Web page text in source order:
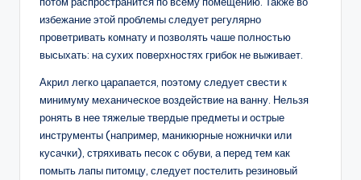
избежание этой проблемы следует регулярно
проветривать комнату и позволять чаше полностью
высыхать: на сухих поверхностях грибок не выживает.
Акрил легко царапается, поэтому следует свести к
минимуму механическое воздействие на ванну. Нельзя
ронять в нее тяжелые твердые предметы и острые
инструменты (например, маникюрные ножнички или
кусачки), стряхивать песок с обуви, а перед тем как
помыть лапы питомцу, следует постелить резиновый